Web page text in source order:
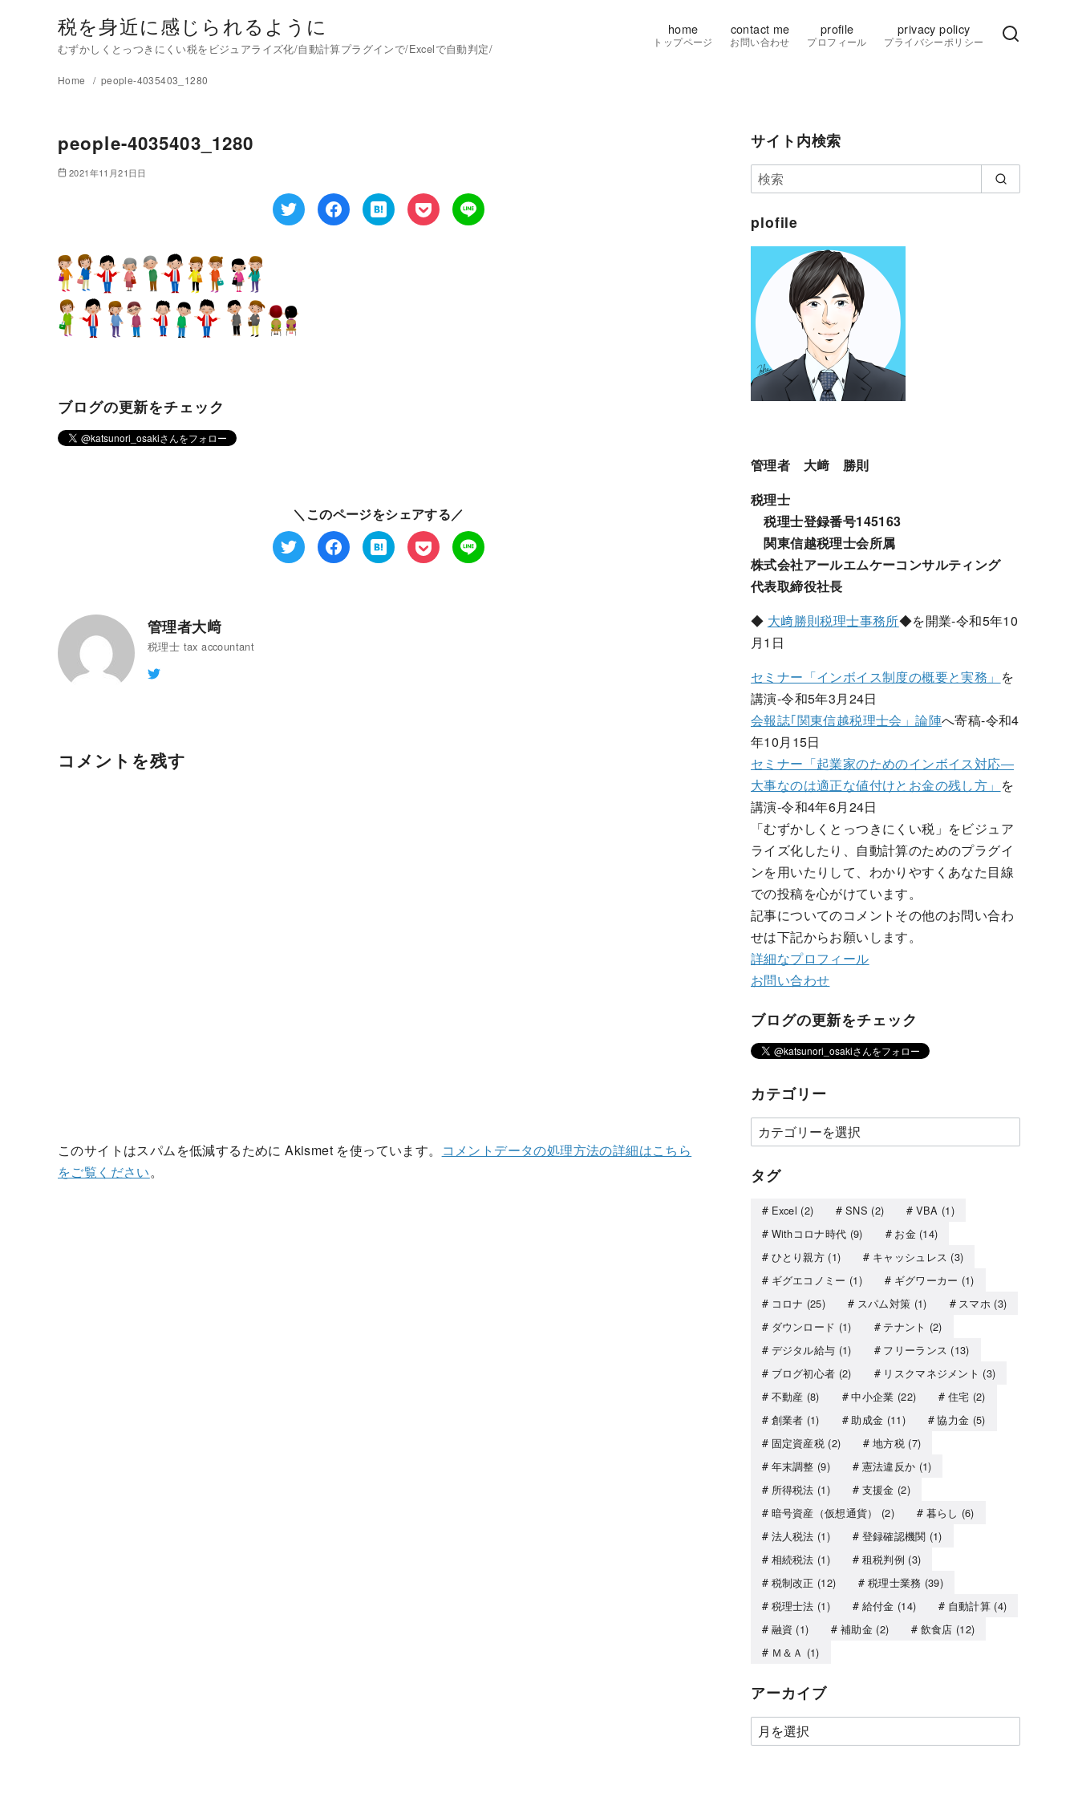
税を身近に感じられるように
むずかしくとっつきにくい税をビジュアライズ化/自動計算プラグインで/Excelで自動判定/
home
トップページ
contact me
お問い合わせ
profile
プロフィール
privacy policy
プライバシーポリシー
Home people-4035403_1280
people-4035403_1280
2021年11月21日日
ブログの更新をチェック
＼このページをシェアする／
管理者大﨑
税理士 tax accountant
コメントを残す
このサイトはスパムを低減するために Akismet を使っています。
コメントデータの処理方法の詳細はこちら
をご覧ください。
サイト内検索
plofile
管理者 大﨑 勝則
税理士
税理士登録番号145163
関東信越税理士会所属
株式会社アールエムケーコンサルティング
代表取締役社長
◆ 大﨑勝則税理士事務所◆を開業-令和5年10
月1日
セミナー「インボイス制度の概要と実務」 を
講演-令和5年3月24日
会報誌｢関東信越税理士会」論陣へ寄稿-令和4
年10月15日
セミナー「起業家のためのインボイス対応―
大事なのは適正な値付けとお金の残し方」 を
講演-令和4年6月24日
「むずかしくとっつきにくい税」をビジュア
ライズ化したり、自動計算のためのプラグイ
ンを用いたりして、わかりやすくあなた目線
での投稿を心がけています。
記事についてのコメントその他のお問い合わ
せは下記からお願いします。
詳細なプロフィール
お問い合わせ
ブログの更新をチェック
カテゴリー
タグ
Excel (2) SNS (2) VBA (1)
Withコロナ時代 (9) お金(14)
ひとり親方 (1) キャッシュレス (3)
ギグエコノミー (1) ギグワーカー (1)
コロナ (25) スパム対策 (1) スマホ (3)
ダウンロード (1) テナント (2)
デジタル給与 (1) フリーランス (13)
ブログ初心者 (2) リスクマネジメント (3)
不動産 (8) 中小企業 (22) 住宅 (2)
創業者 (1) 助成金 (11) 協力金 (5)
固定資産税 (2) 地方税(7)
年末調整 (9) 憲法違反か (1)
所得税法 (1) 支援金 (2)
暗号資産（仮想通貨）
(2) 暮らし (6)
法人税法 (1) 登録確認機関 (1)
相続税法 (1) 租税判例 (3)
税制改正 (12) 税理士業務 (39)
税理士法 (1) 給付金 (14) 自動計算(4)
融資 (1) 補助金(2) 飲食店 (12)
Ｍ＆Ａ (1)
アーカイブ